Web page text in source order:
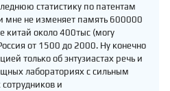
статистику по патентам
мне не изменяет память 600000
китай около 400тыс (могу
от 1500 до 2000. Ну конечно
только об энтузиастах речь и
лабораториях с сильным
и